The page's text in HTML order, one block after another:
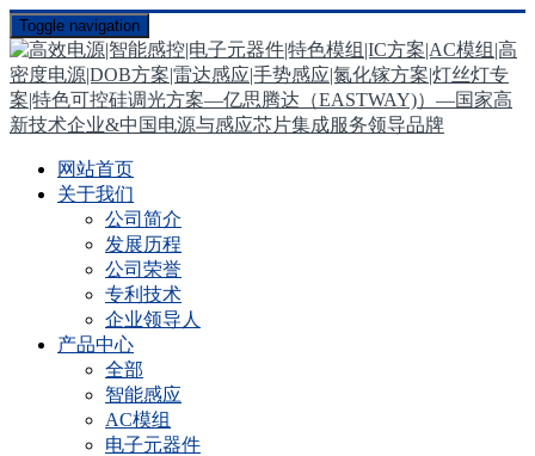
Toggle navigation
网站首页
关于我们
公司简介
发展历程
公司荣誉
专利技术
企业领导人
产品中心
全部
智能感应
AC模组
电子元器件